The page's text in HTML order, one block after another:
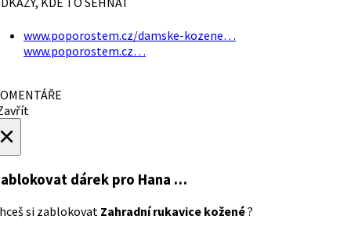
www.poporostem.cz/damske-kozene…
www.poporostem.cz…
dárek pro Hana …
si zablokovat Zahradní rukavice kožené?